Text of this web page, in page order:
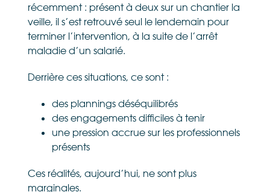
récemment : présent à deux sur un chantier la
veille, il s’est retrouvé seul le lendemain pour
terminer l’intervention, à la suite de l’arrêt
maladie d’un salarié.
Derrière ces situations, ce sont :
des plannings déséquilibrés
des engagements difficiles à tenir
une pression accrue sur les professionnels
présents
Ces réalités, aujourd’hui, ne sont plus
marginales.